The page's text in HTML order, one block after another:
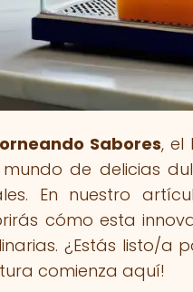
Sabores, el
de delicias
En nuestro
cómo esta
¿Estás listo/a
comienza aquí!